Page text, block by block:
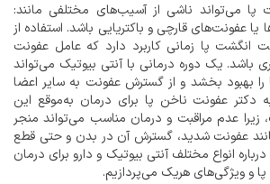
می‌تواند ناشی از آسیب‌های مختلفی مانند:
یا عفونت‌های قارچی و باکتریایی باشد. استفاده از
انگشت پا زمانی کاربرد دارد که عامل عفونت
باشد. یک دوره درمانی با آنتی بیوتیک می‌تواند
بهبود بخشد و از گسترش عفونت به سایر اعضا
دکتر عفونت ناخن پا برای درمان به‌موقع این
عدم مراقبت و درمان مناسب می‌تواند منجر
عفونت شدید، گسترش آن در بدن و حتی قطع
انواع مختلف آنتی بیوتیک و دارو برای درمان
و ویژگی‌های هریک می‌پردازیم.